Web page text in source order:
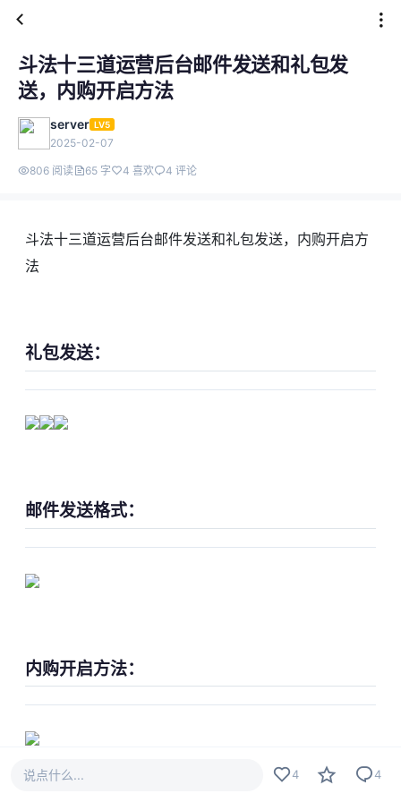
斗法十三道运营后台邮件发送和礼包发
送，内购开启方法
server LV5
2025-02-07
806 阅读 65 字 4 喜欢 4 评论
斗法十三道运营后台邮件发送和礼包发送，内购开启方
法
礼包发送：
邮件发送格式：
内购开启方法：
说点什么... 4 4